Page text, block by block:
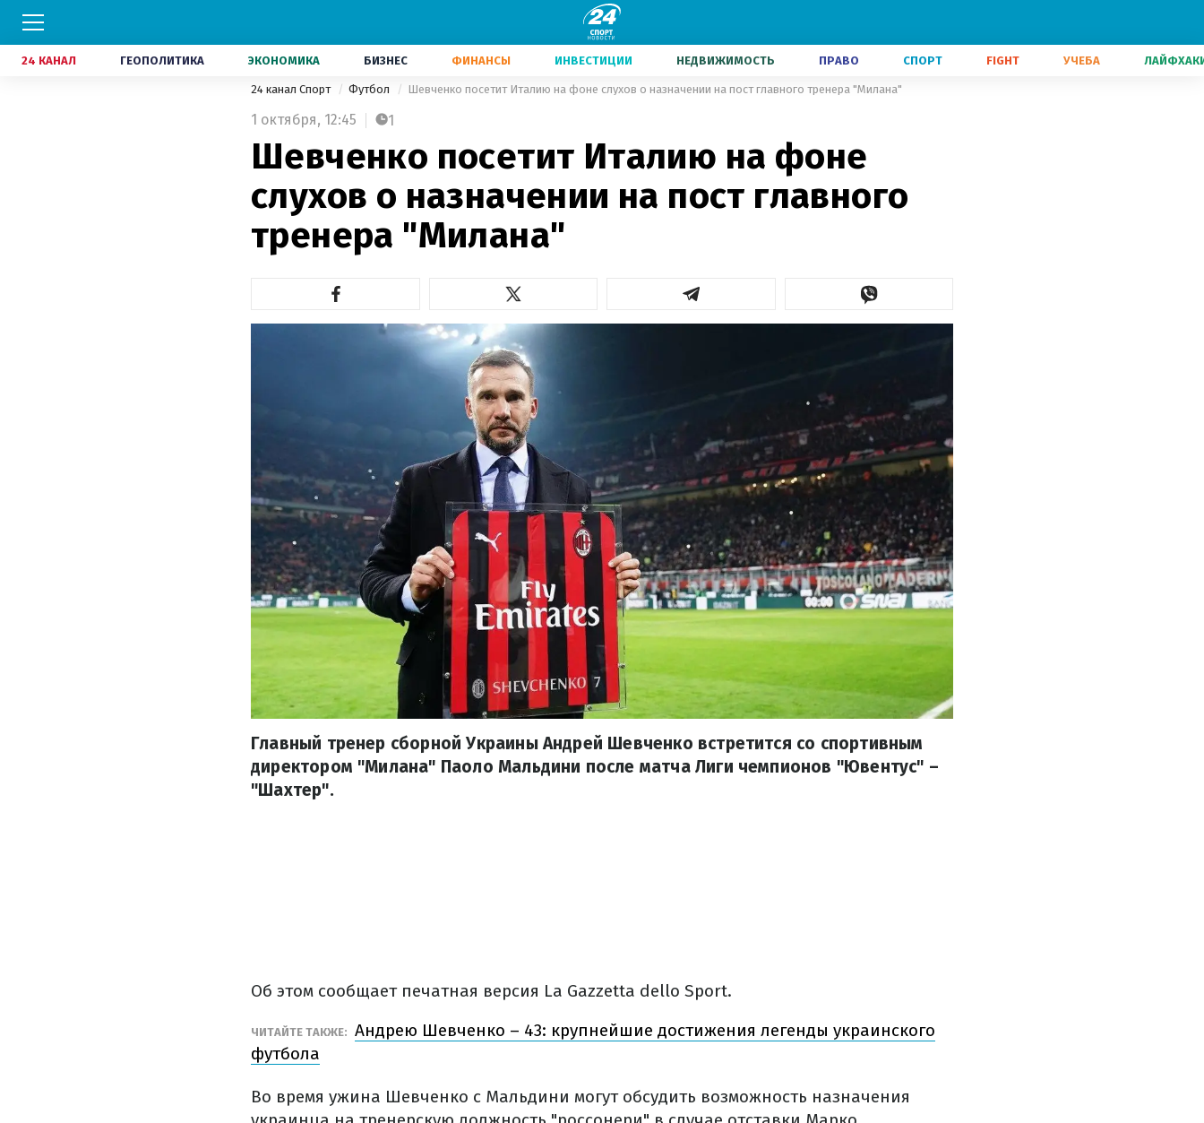
24 КАНАЛ ГЕОПОЛИТИКА ЭКОНОМИКА БИЗНЕС ФИНАНСЫ ИНВЕСТИЦИИ НЕДВИЖИМОСТЬ ПРАВО СПОРТ FIGHT УЧЕБА
24 канал Спорт Футбол Шевченко посетит Италию на фоне слухов о назначении на пост главного тренера "Милана"
1 октября, 12:45 1
Шевченко посетит Италию на фоне
слухов о назначении на пост главного
тренера "Милана"
Главный тренер сборной Украины Андрей Шевченко встретится со спортивным
директором "Милана" Паоло Мальдини после матча Лиги чемпионов "Ювентус" –
"Шахтер".
Об этом сообщает печатная версия La Gazzetta dello Sport.
ЧИТАЙТЕ ТАКЖЕ: Андрею Шевченко – 43: крупнейшие достижения легенды украинского
футбола
Во время ужина Шевченко с Мальдини могут обсудить возможность назначения